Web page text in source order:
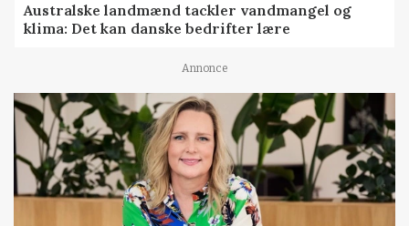
Australske landmænd tackler vandmangel og
klima: Det kan danske bedrifter lære
Annonce